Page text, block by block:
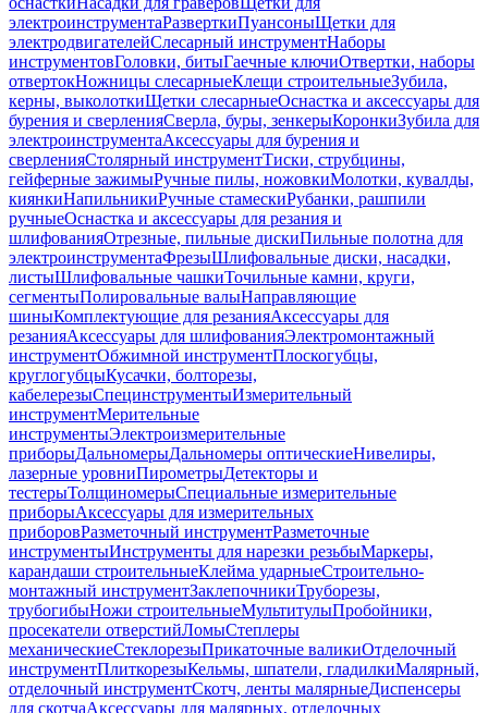
электроинструментаРазверткиПуансоныЩетки для
электродвигателейСлесарный инструментНаборы
инструментовГоловки, битыГаечные ключиОтвертки, наборы
отвертокНожницы слесарныеКлещи строительныеЗубила,
керны, выколоткиЩетки слесарныеОснастка и аксессуары для
бурения и сверленияСверла, буры, зенкерыКоронкиЗубила для
электроинструментаАксессуары для бурения и
сверленияСтолярный инструментТиски, струбцины,
гейферные зажимыРучные пилы, ножовкиМолотки, кувалды,
киянкиНапильникиРучные стамескиРубанки, рашпили
ручныеОснастка и аксессуары для резания и
шлифованияОтрезные, пильные дискиПильные полотна для
электроинструментаФрезыШлифовальные диски, насадки,
листыШлифовальные чашкиТочильные камни, круги,
сегментыПолировальные валыНаправляющие
шиныКомплектующие для резанияАксессуары для
резанияАксессуары для шлифованияЭлектромонтажный
инструментОбжимной инструментПлоскогубцы,
круглогубцыКусачки, болторезы,
кабелерезыСпецинструментыИзмерительный
инструментМерительные
инструментыЭлектроизмерительные
приборыДальномерыДальномеры оптическиеНивелиры,
лазерные уровниПирометрыДетекторы и
тестерыТолщиномерыСпециальные измерительные
приборыАксессуары для измерительных
приборовРазметочный инструментРазметочные
инструментыИнструменты для нарезки резьбыМаркеры,
карандаши строительныеКлейма ударныеСтроительно-
монтажный инструментЗаклепочникиТруборезы,
трубогибыНожи строительныеМультитулыПробойники,
просекатели отверстийЛомыСтеплеры
механическиеСтеклорезыПрикаточные валикиОтделочный
инструментПлиткорезыКельмы, шпатели, гладилкиМалярный,
отделочный инструментСкотч, ленты малярныеДиспенсеры
для скотчаАксессуары для малярных, отделочных